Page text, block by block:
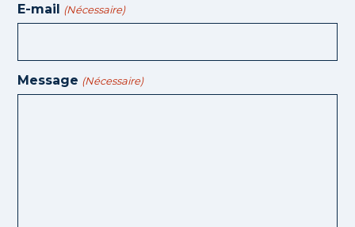
E-mail (Nécessaire)
Message (Nécessaire)